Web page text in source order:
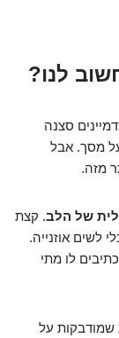
לנו?
סצנה
מסך. אבל
מזה.
של הלב. קצת
לשים אוזנייה.
לו מתי
שמודבקות על